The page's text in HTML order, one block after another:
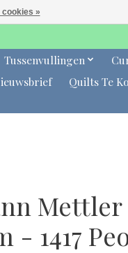
Tussenvullingen
Quilts Te
Mettler
- 1417
cookies »